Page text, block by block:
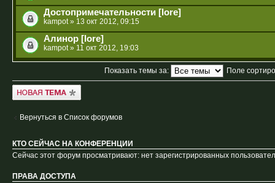
Достопримечательности [lore]
kampot» 13 окт 2012, 09:15
Алинор [lore]
kampot» 11 окт 2012, 19:03
Показать темы за: Поле
Новая тема
Вернуться в Список форумов
КТО СЕЙЧАС НА КОНФЕРЕНЦИИ
Сейчас этот форум просматривают: нет зарегистрированных
ПРАВА ДОСТУПА